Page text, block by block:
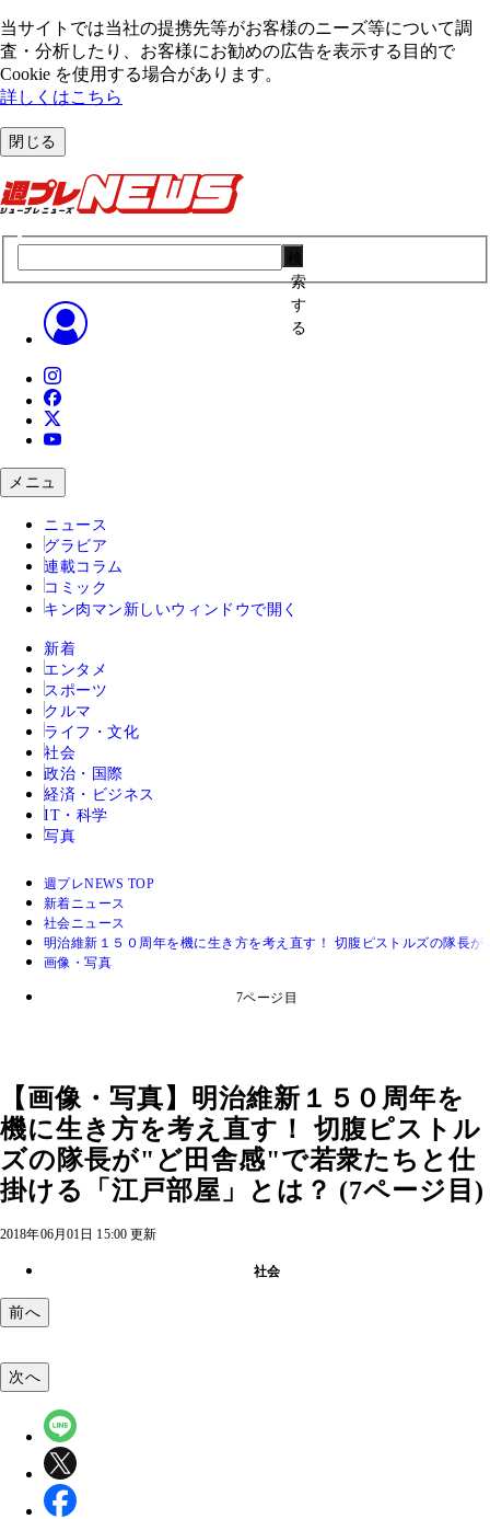
当サイトでは当社の提携先等がお客様のニーズ等について調
査・分析したり、お客様にお勧めの広告を表⽰する⽬的で
Cookie を使⽤する場合があります。
詳しくはこちら
閉じる
索
す
る
メニュ
ニュース
グラビア
連載コラム
コミック
キン肉マン 新しいウィンドウで開く
新着
エンタメ
スポーツ
クルマ
ライフ・文化
社会
政治・国際
経済・ビジネス
IT・科学
写真
週プレNEWS TOP
新着ニュース
社会ニュース
明治維新１５０周年を機に生き方を考え直す！ 切腹ピストルズの隊長
画像・写真
7ページ目
【画像・写真】明治維新１５０周年を
機に生き方を考え直す！ 切腹ピストル
ズの隊長が"ど田舎感"で若衆たちと仕
掛ける「江戸部屋」とは？ (7ページ目)
2018年06月01日 15:00 更新
社会
前へ
次へ